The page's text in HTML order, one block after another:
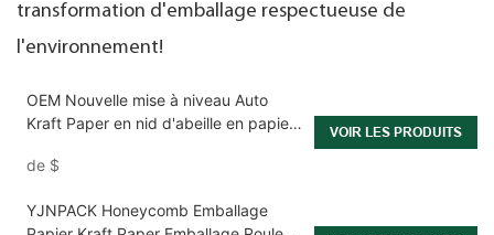
transformation d'emballage respectueuse de
l'environnement!
OEM Nouvelle mise à niveau Auto
Kraft Paper en nid d'abeille en papier
de $
VOIR LES PRODUITS
YJNPACK Honeycomb Emballage